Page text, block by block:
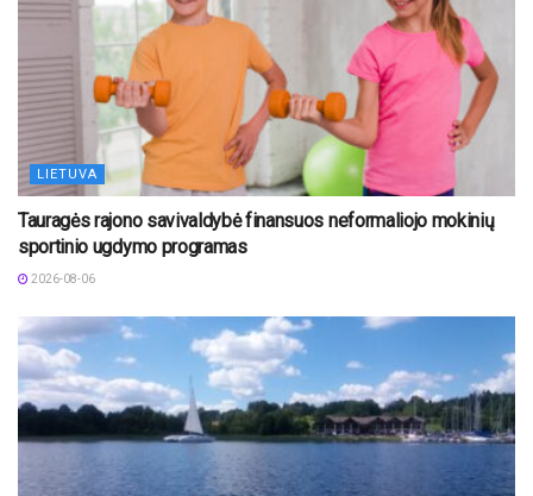
LIETUVA
Tauragės rajono savivaldybė finansuos neformaliojo mokinių
sportinio ugdymo programas
2026-08-06